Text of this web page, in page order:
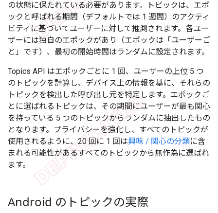
の状態に保たれている必要があります。トピックは、エポ
ックと呼ばれる期間（デフォルトでは 1 週間）のアクティ
ビティに基づいてユーザーに対して推測されます。各ユー
ザーには独自のエポックがあり（エポックは「ユーザーご
と」です）、最初の開始時間はランダムに設定されます。
Topics API はエポックごとに 1 回、ユーザーの上位 5 つ
のトピックを計算し、デバイス上の情報を基に、それらの
トピックを検出した呼び出し元を特定します。エポックご
とに選ばれるトピックは、その期間にユーザーが最も関心
を持っている 5 つのトピックからランダムに抽出したもの
となります。プライバシーを強化し、すべてのトピックが
使用されるように、20 回に 1 回は興味 / 関心の分類に含
まれる可能性があるすべてのトピックから無作為に選ばれ
ます。
Android のトピックの実際